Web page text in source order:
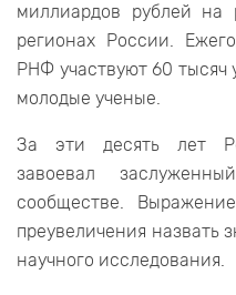
миллиардов рублей на
регионах России.
РНФ участвуют 60 тысяч
молодые ученые.
За эти десять лет
завоевал
сообществе.
преувеличения назвать
научного исследования.